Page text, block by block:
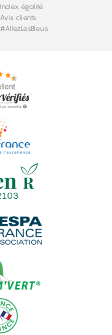
Index égalité
Avis clients
#AllezLesBleus